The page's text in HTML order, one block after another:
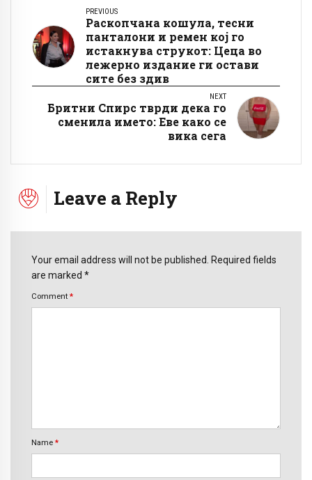
PREVIOUS
Раскопчана кошула, тесни
панталони и ремен кој го
истакнува струкот: Цеца во
лежерно издание ги остави
сите без здив
NEXT
Бритни Спирс тврди дека го
сменила името: Еве како се
вика сега
Leave a Reply
Your email address will not be published. Required fields
are marked *
Comment *
Name *